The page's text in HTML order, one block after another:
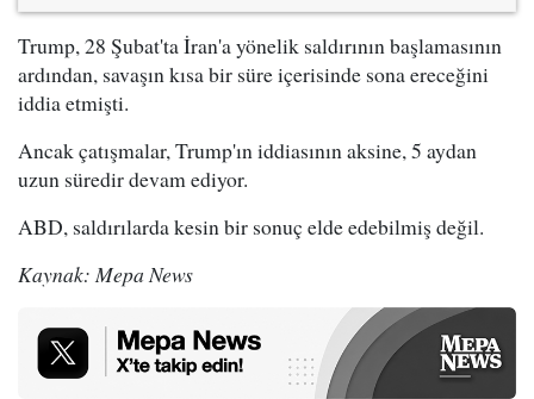
Trump, 28 Şubat'ta İran'a yönelik saldırının başlamasının
ardından, savaşın kısa bir süre içerisinde sona ereceğini
iddia etmişti.
Ancak çatışmalar, Trump'ın iddiasının aksine, 5 aydan
uzun süredir devam ediyor.
ABD, saldırılarda kesin bir sonuç elde edebilmiş değil.
Kaynak: Mepa News